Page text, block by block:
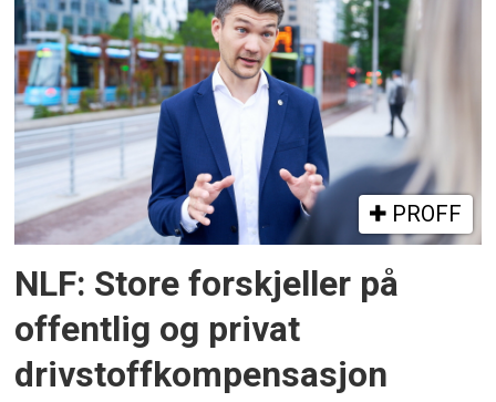
PROFF
NLF: Store forskjeller på
offentlig og privat
drivstoffkompensasjon